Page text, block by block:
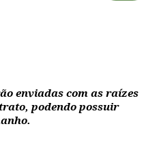
enviadas com as raízes
podendo possuir